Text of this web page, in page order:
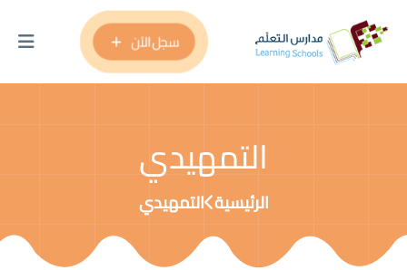
سجل الآن
التمهيدي
الرئيسية التمهيدي